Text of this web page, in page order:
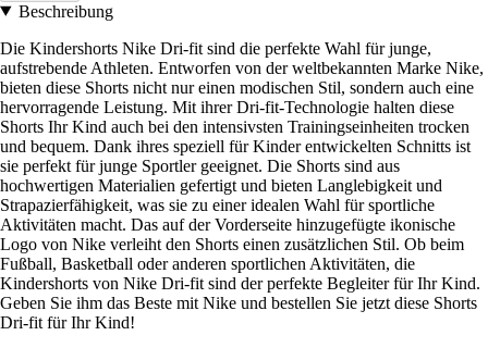
Beschreibung
Die Kindershorts Nike Dri-fit sind die perfekte Wahl für junge,
aufstrebende Athleten. Entworfen von der weltbekannten Marke Nike,
bieten diese Shorts nicht nur einen modischen Stil, sondern auch eine
hervorragende Leistung. Mit ihrer Dri-fit-Technologie halten diese
Shorts Ihr Kind auch bei den intensivsten Trainingseinheiten trocken
und bequem. Dank ihres speziell für Kinder entwickelten Schnitts ist
sie perfekt für junge Sportler geeignet. Die Shorts sind aus
hochwertigen Materialien gefertigt und bieten Langlebigkeit und
Strapazierfähigkeit, was sie zu einer idealen Wahl für sportliche
Aktivitäten macht. Das auf der Vorderseite hinzugefügte ikonische
Logo von Nike verleiht den Shorts einen zusätzlichen Stil. Ob beim
Fußball, Basketball oder anderen sportlichen Aktivitäten, die
Kindershorts von Nike Dri-fit sind der perfekte Begleiter für Ihr Kind.
Geben Sie ihm das Beste mit Nike und bestellen Sie jetzt diese Shorts
Dri-fit für Ihr Kind!